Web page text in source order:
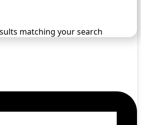
matching your search